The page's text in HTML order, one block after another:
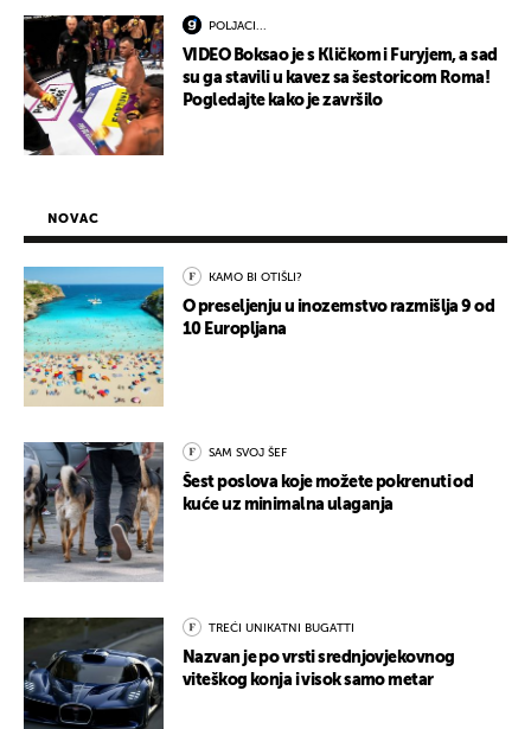
POLJACI...
VIDEO Boksao je s Kličkom i Furyjem, a sad
su ga stavili u kavez sa šestoricom Roma!
Pogledajte kako je završilo
NOVAC
KAMO BI OTIŠLI?
O preseljenju u inozemstvo razmišlja 9 od
10 Europljana
SAM SVOJ ŠEF
Šest poslova koje možete pokrenuti od
kuće uz minimalna ulaganja
TREĆI UNIKATNI BUGATTI
Nazvan je po vrsti srednjovjekovnog
viteškog konja i visok samo metar